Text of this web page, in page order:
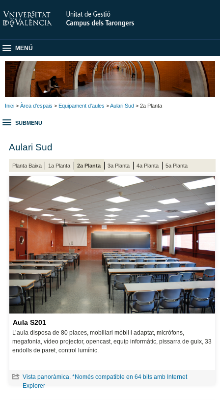
MENÚ
Inici > Àrea d'espais > Equipament d'aules >Aulari Sud > 2a Planta
SUBMENU
Aulari Sud
Planta Baixa 1a Planta 2a Planta 3a Planta 4a Planta 5a Planta
Aula S201
L’aula disposa de 80 places, mobiliari mòbil i adaptat, micròfons,
megafonia, vídeo projector, opencast, equip informàtic, pissarra de guix, 33
endolls de paret, control lumínic.
Vista panoràmica. *Només compatible en 64 bits amb Internet
Explorer